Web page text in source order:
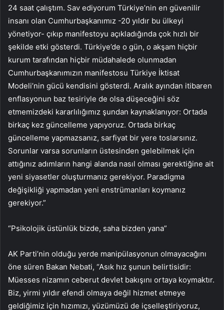
24 saat çalıştım. Sav ediyorum Türkiye’nin en güvenilir
insanı olan Cumhurbaşkanımız -20 yıldır bu ülkeyi
yönetiyor- çıkıp manifestoyu açıkladığında çok hızlı bir
şekilde etki gösterdi. Türkiye’de o gün, o akşam hiçbir
kurum tarafından hiçbir müdahalede olunmadan
Cumhurbaşkanımızın manifestosu Türkiye İktisat
Modeli’nin gücü kendisini gösterdi. Aralık ayından itibaren
enflasyonun baz tesiriyle de olsa düşeceğini söz
etmemizdeki kararlılığımız şundan kaynaklanıyor: Ortada
birkaç kez güncelleme yapıyoruz. Ortada birkaç
güncelleme yapmazsanız, sarfiyat bir yere toslarsınız.
Sorunlar varsa sorunların üstesinden gelebilmek için
attığınız adımların hangi alanda nasıl olması gerektiğine ait
yeni siyasetler oluşturmanız gerekiyor. Paradigma
değişikliği yapmadan yeni enstrümanları koymanız
gerekiyor.”
“Psikolojik üstünlük bizde, saha bizden yana”
AK Parti’nin olduğu yerde manipülasyonun olmayacağını
öne süren Bakan Nebati, “Asık hız şunun belirtisidir:
Müesses nizamın ceberut devlet bakışını ortaya koymaktır.
Biz, yirmi yıldır efendi olmaya değil hizmet etmeye
geldiğimiz için hızımızı, yüzümüzü de içselleştiriyoruz,